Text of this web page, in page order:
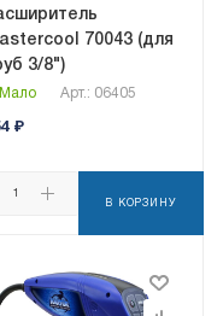
70043 (для
3/8")
Мало Арт.: 06405
₽
В КОРЗИНУ